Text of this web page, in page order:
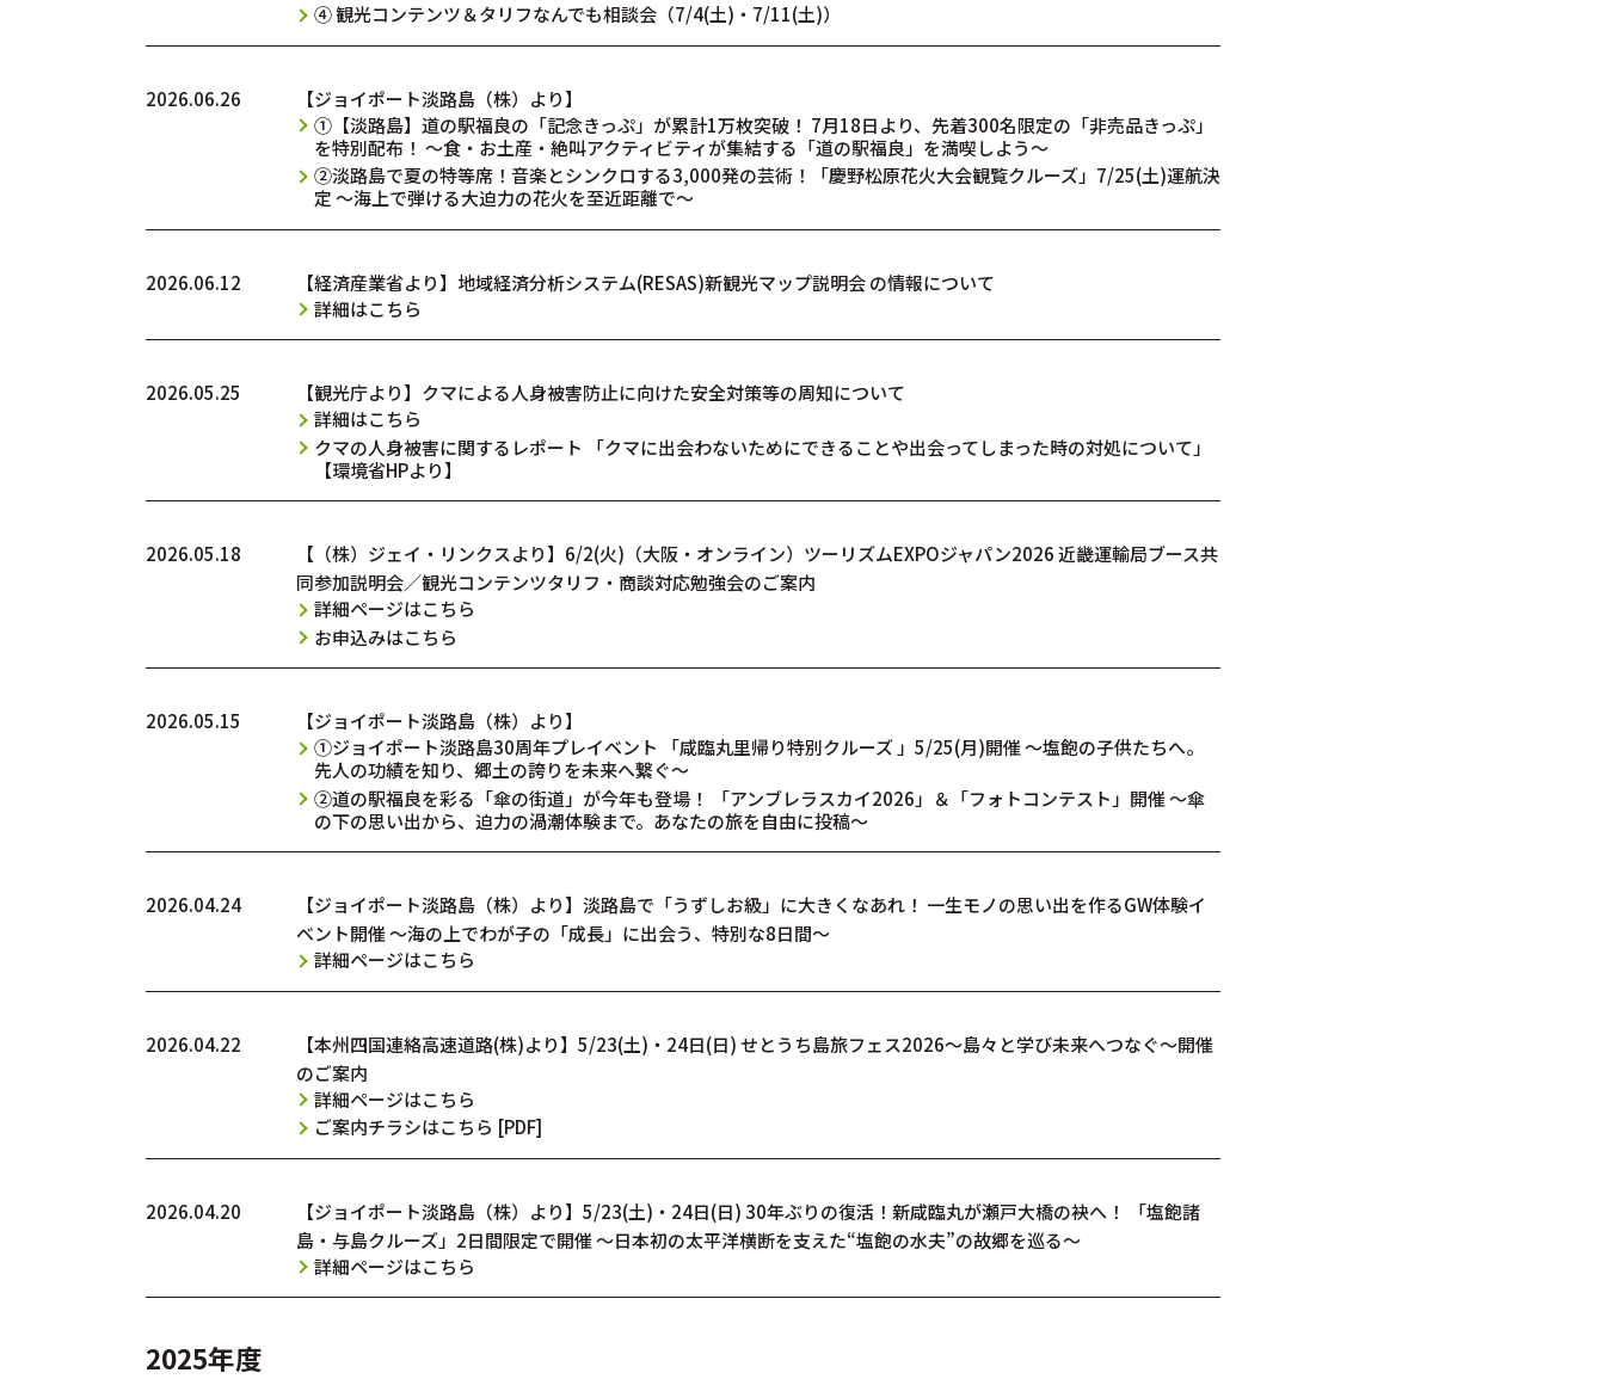
④ 観光コンテンツ＆タリフなんでも相談会（7/4(土)・7/11(土)）
2026.06.26
【ジョイポート淡路島（株）より】
①【淡路島】道の駅福良の「記念きっぷ」が累計1万枚突破！ 7月18日より、先着300名限定の「非売品きっぷ」
を特別配布！ ～食・お土産・絶叫アクティビティが集結する「道の駅福良」を満喫しよう～
②淡路島で夏の特等席！音楽とシンクロする3,000発の芸術！「慶野松原花火大会観覧クルーズ」7/25(土)運航決
定 〜海上で弾ける大迫力の花火を至近距離で〜
2026.06.12
【経済産業省より】地域経済分析システム(RESAS)新観光マップ説明会 の情報について
詳細はこちら
2026.05.25
【観光庁より】クマによる人身被害防止に向けた安全対策等の周知について
詳細はこちら
クマの人身被害に関するレポート 「クマに出会わないためにできることや出会ってしまった時の対処について」
【環境省HPより】
2026.05.18
【（株）ジェイ・リンクスより】6/2(火)（大阪・オンライン）ツーリズムEXPOジャパン2026 近畿運輸局ブース共
同参加説明会／観光コンテンツタリフ・商談対応勉強会のご案内
詳細ページはこちら
お申込みはこちら
2026.05.15
【ジョイポート淡路島（株）より】
①ジョイポート淡路島30周年プレイベント 「咸臨丸里帰り特別クルーズ 」5/25(月)開催 ～塩飽の子供たちへ。
先人の功績を知り、郷土の誇りを未来へ繋ぐ～
②道の駅福良を彩る「傘の街道」が今年も登場！ 「アンブレラスカイ2026」＆「フォトコンテスト」開催 〜傘
の下の思い出から、迫力の渦潮体験まで。あなたの旅を自由に投稿〜
2026.04.24
【ジョイポート淡路島（株）より】淡路島で「うずしお級」に大きくなあれ！ 一生モノの思い出を作るGW体験イ
ベント開催 ～海の上でわが子の「成長」に出会う、特別な8日間～
詳細ページはこちら
2026.04.22
【本州四国連絡高速道路(株)より】5/23(土)・24日(日) せとうち島旅フェス2026～島々と学び未来へつなぐ～開催
のご案内
詳細ページはこちら
ご案内チラシはこちら [PDF]
2026.04.20
【ジョイポート淡路島（株）より】5/23(土)・24日(日) 30年ぶりの復活！新咸臨丸が瀬戸大橋の袂へ！ 「塩飽諸
島・与島クルーズ」2日間限定で開催 ～日本初の太平洋横断を支えた“塩飽の水夫”の故郷を巡る～
詳細ページはこちら
2025年度